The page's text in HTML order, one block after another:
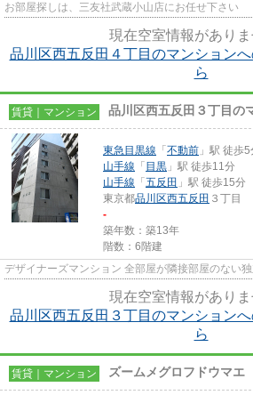
お部屋探しは、三友社武蔵小山店にお任せ下さい
現在空室情報がありま
品川区西五反田４丁目のマンション
ら
賃貸｜マンション 品川区西五反田３丁目の
東急目黒線 「 不動前 」駅 徒歩5
山手線 「 目黒 」駅 徒歩11分
山手線 「 五反田 」駅 徒歩15分
東京都品川区西五反田 ３丁目
-
築年数：築13年
階数：6階建
デザイナーズマンション 全部屋が隣接部屋のない
現在空室情報がありま
品川区西五反田３丁目のマンション
ら
賃貸｜マンション ズームメグロフドウマエ